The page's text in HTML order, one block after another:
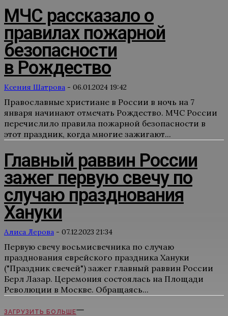
МЧС рассказало о
правилах пожарной
безопасности
в Рождество
Ксения Шатрова - 06.01.2024 19:42
Православные христиане в России в ночь на 7
января начинают отмечать Рождество. МЧС России
перечислило правила пожарной безопасности в
этот праздник, когда многие зажигают...
Главный раввин России
зажег первую свечу по
случаю празднования
Хануки
Алиса Лерова - 07.12.2023 21:34
Первую свечу восьмисвечника по случаю
празднования еврейского праздника Хануки
("Праздник свечей") зажег главный раввин России
Берл Лазар. Церемония состоялась на Площади
Революции в Москве. Обращаясь...
ЗАГРУЗИТЬ БОЛЬШЕ